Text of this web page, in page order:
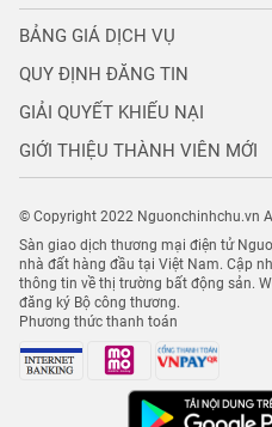
BẢNG GIÁ DỊCH VỤ
QUY ĐỊNH ĐĂNG TIN
GIẢI QUYẾT KHIẾU NẠI
GIỚI THIỆU THÀNH VIÊN MỚI
© Copyright 2022 Nguonchinhchu.vn
Sàn giao dịch thương mại điện tử
nhà đất hàng đầu tại Việt Nam. Cập
thông tin về thị trường bất động sản.
đăng ký Bộ công thương.
Phương thức thanh toán